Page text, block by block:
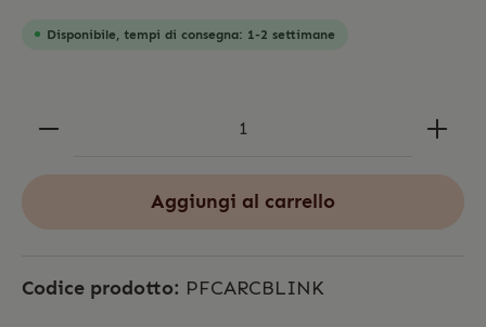
Disponibile, tempi di consegna: 1-2 settimane
Aggiungi al carrello
Codice prodotto: PFCARCBLINK